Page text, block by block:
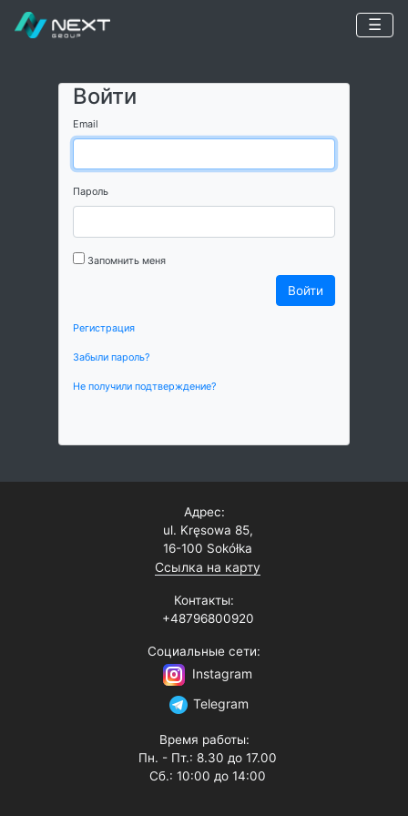
☰
Войти
Email
Пароль
Запомнить меня
Регистрация
Забыли пароль?
Не получили подтверждение?
Адрес:
ul. Kręsowa 85,
16-100 Sokółka
Ссылка на карту
Контакты:
+48796800920
Социальные сети:
Instagram
Telegram
Время работы:
Пн. - Пт.: 8.30 до 17.00
Сб.: 10:00 до 14:00